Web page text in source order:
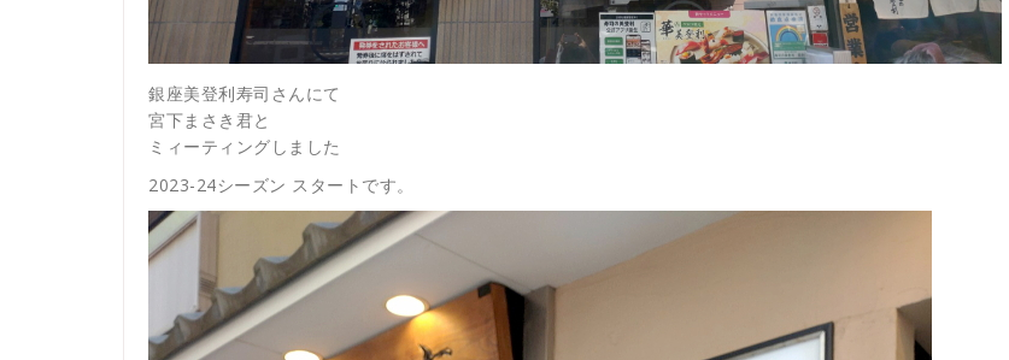
銀座美登利寿司さんにて
宮下まさき君と
ミィーティングしました
2023-24シーズン スタートです。